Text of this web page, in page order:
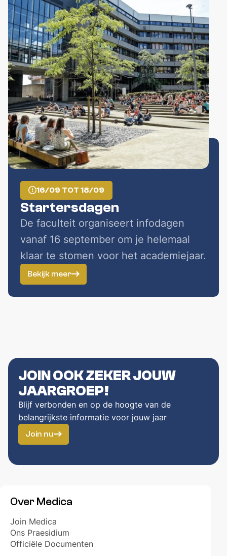
16/09 TOT 18/09
Startersdagen
De faculteit organiseert infodagen
vanaf 16 september om je helemaal
klaar te stomen voor het academiejaar.
Bekijk meer
JOIN OOK ZEKER JOUW
JAARGROEP!
Blijf verbonden en op de hoogte van de
belangrijkste informatie voor jouw jaar
Join nu
Over Medica
Join Medica
Ons Praesidium
Officiële Documenten